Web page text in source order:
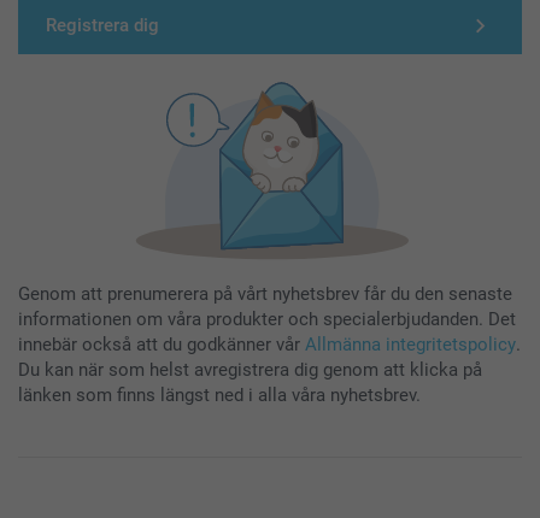
Registrera dig
Genom att prenumerera på vårt nyhetsbrev får du den senaste
informationen om våra produkter och specialerbjudanden. Det
innebär också att du godkänner vår Allmänna integritetspolicy.
Du kan när som helst avregistrera dig genom att klicka på
länken som finns längst ned i alla våra nyhetsbrev.